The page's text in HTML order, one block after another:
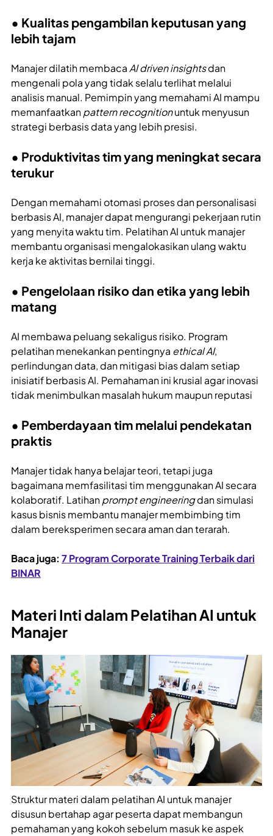
• Kualitas pengambilan keputusan yang
lebih tajam
Manajer dilatih membaca AI driven insightsdan
mengenali pola yang tidak selalu terlihat melalui
analisis manual. Pemimpin yang memahami AI mampu
memanfaatkanpattern recognitionuntuk menyusun
strategi berbasis data yang lebih presisi.
• Produktivitas tim yang meningkat secara
terukur
Dengan memahami otomasi proses dan personalisasi
berbasis AI, manajer dapat mengurangi pekerjaan rutin
yang menyita waktu tim. Pelatihan AI untuk manajer
membantu organisasi mengalokasikan ulang waktu
kerja ke aktivitas bernilai tinggi.
• Pengelolaan risiko dan etika yang lebih
matang
AI membawa peluang sekaligus risiko. Program
pelatihan menekankan pentingnya ethical AI,
perlindungan data, dan mitigasi bias dalam setiap
inisiatif berbasis AI. Pemahaman ini krusial agar inovasi
tidak menimbulkan masalah hukum maupun reputasi
• Pemberdayaan tim melalui pendekatan
praktis
Manajer tidak hanya belajar teori, tetapi juga
bagaimana memfasilitasi tim menggunakan AI secara
kolaboratif. Latihanprompt engineeringdan simulasi
kasus bisnis membantu manajer membimbing tim
dalam bereksperimen secara aman dan terarah.
Baca juga: 7 Program Corporate Training Terbaik dari
BINAR
Materi Inti dalam Pelatihan AI untuk
Manajer
Struktur materi dalam pelatihan AI untuk manajer
disusun bertahap agar peserta dapat membangun
pemahaman yang kokoh sebelum masuk ke aspek